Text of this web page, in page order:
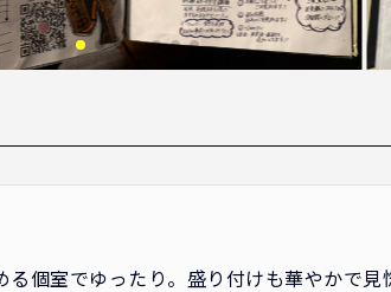
個室でゆったり。盛り付けも華やかで